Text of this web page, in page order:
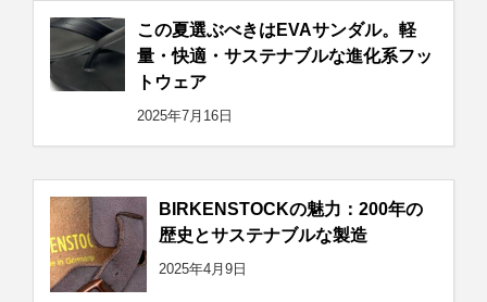
この夏選ぶべきはEVAサンダル。軽
量・快適・サステナブルな進化系フッ
トウェア
2025年7月16日
BIRKENSTOCKの魅力：200年の
歴史とサステナブルな製造
2025年4月9日